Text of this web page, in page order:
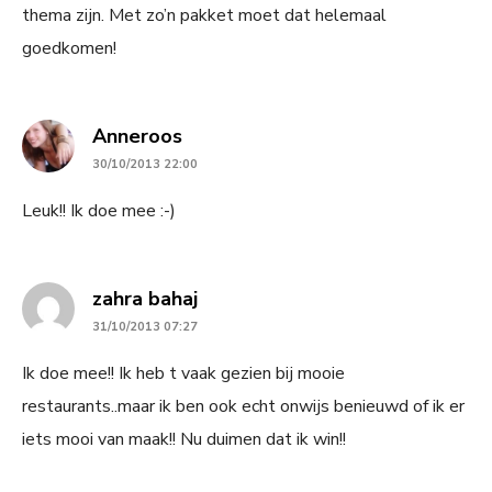
thema zijn. Met zo’n pakket moet dat helemaal
goedkomen!
Anneroossays:
30/10/2013 22:00
Leuk!! Ik doe mee :-)
zahra bahajsays:
31/10/2013 07:27
Ik doe mee!! Ik heb t vaak gezien bij mooie
restaurants..maar ik ben ook echt onwijs benieuwd of ik er
iets mooi van maak!! Nu duimen dat ik win!!